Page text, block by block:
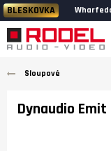
BLESKOVKA
Sloupové
Dynaudio Emit